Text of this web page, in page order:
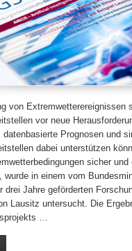
von Extremwetterereignissen
vor neue
datenbasierte Prognosen und
dabei unterstützen
sicher
wurde in einem vom
drei Jahre geförderten
Lausitz untersucht. Die
…